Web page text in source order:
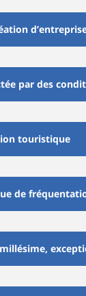
par des
touristique
de